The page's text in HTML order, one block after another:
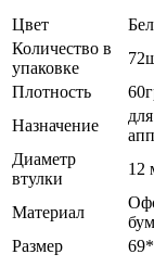
Цвет
Количество в
упаковке
Плотность
Назначение
Диаметр
втулки
12
Материал
Размер